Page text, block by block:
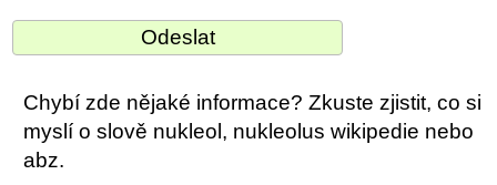
Chybí zde nějaké informace? Zkuste zjistit, co si
myslí o slově nukleol, nukleolus wikipedie nebo
abz.